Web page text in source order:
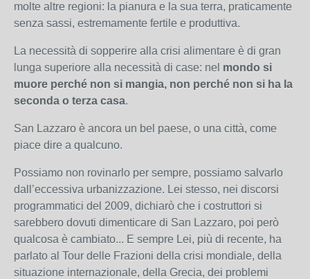
molte altre regioni: la pianura e la sua terra, praticamente
senza sassi, estremamente fertile e produttiva.
La necessità di sopperire alla crisi alimentare è di gran
lunga superiore alla necessità di case: nel mondo si
muore perché non si mangia, non perché non si ha la
seconda o terza casa.
San Lazzaro è ancora un bel paese, o una città, come
piace dire a qualcuno.
Possiamo non rovinarlo per sempre, possiamo salvarlo
dall’eccessiva urbanizzazione. Lei stesso, nei discorsi
programmatici del 2009, dichiarò che i costruttori si
sarebbero dovuti dimenticare di San Lazzaro, poi però
qualcosa è cambiato... E sempre Lei, più di recente, ha
parlato al Tour delle Frazioni della crisi mondiale, della
situazione internazionale, della Grecia, dei problemi